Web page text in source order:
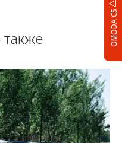
OMODA C5